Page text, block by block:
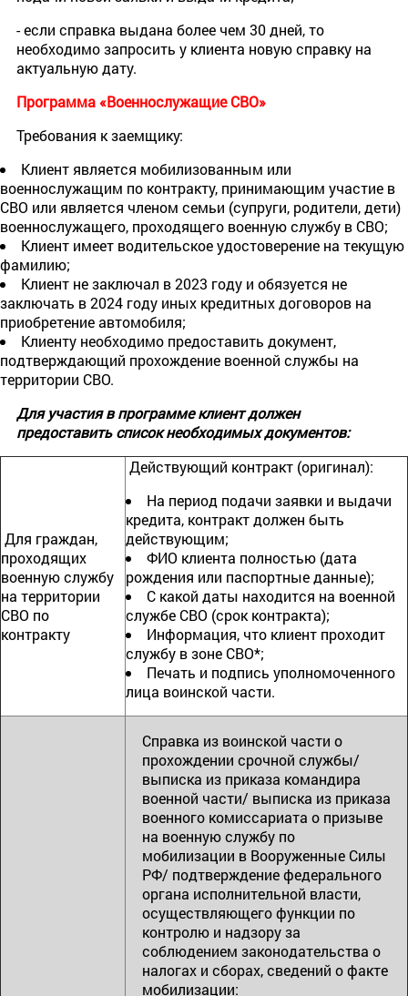
- если справка выдана более чем 30 дней, то
необходимо запросить у клиента новую справку на
актуальную дату.
Программа «Военнослужащие СВО»
Требования к заемщику:
Клиент является мобилизованным или
военнослужащим по контракту, принимающим участие в
СВО или является членом семьи (супруги, родители, дети)
военнослужащего, проходящего военную службу в СВО;
Клиент имеет водительское удостоверение на текущую
фамилию;
Клиент не заключал в 2023 году и обязуется не
заключать в 2024 году иных кредитных договоров на
приобретение автомобиля;
Клиенту необходимо предоставить документ,
подтверждающий прохождение военной службы на
территории СВО.
Для участия в программе клиент должен
предоставить список необходимых документов:
Для граждан,
проходящих
военную службу
на территории
СВО по
контракту
Действующий контракт (оригинал):
На период подачи заявки и выдачи
кредита, контракт должен быть
действующим;
ФИО клиента полностью (дата
рождения или паспортные данные);
С какой даты находится на военной
службе СВО (срок контракта);
Информация, что клиент проходит
службу в зоне СВО*;
Печать и подпись уполномоченного
лица воинской части.
Справка из воинской части о
прохождении срочной службы/
выписка из приказа командира
военной части/ выписка из приказа
военного комиссариата о призыве
на военную службу по
мобилизации в Вооруженные Силы
РФ/ подтверждение федерального
органа исполнительной власти,
осуществляющего функции по
контролю и надзору за
соблюдением законодательства о
налогах и сборах, сведений о факте
мобилизации: